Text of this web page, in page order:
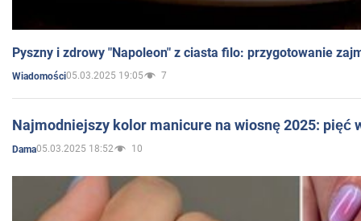
Pyszny i zdrowy "Napoleon" z ciasta filo: przygotowanie
Wiadomości05.03.2025 19:05 7
Najmodniejszy kolor manicure na wiosnę 2025: pięć
Dama05.03.2025 18:52 10